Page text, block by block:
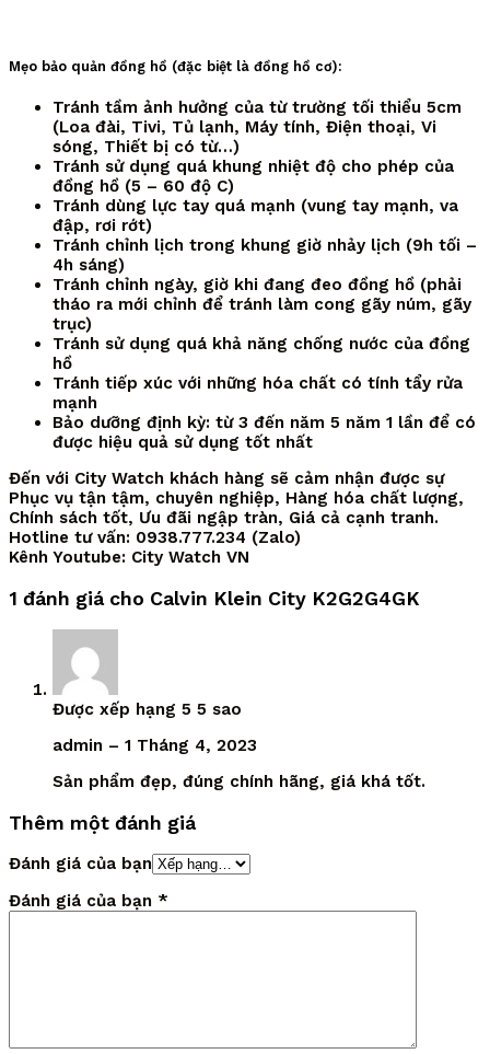
Mẹo bảo quản đồng hồ (đặc biệt là đồng hồ cơ):
Tránh tầm ảnh hưởng của từ trường tối thiểu 5cm
(Loa đài, Tivi, Tủ lạnh, Máy tính, Điện thoại, Vi
sóng, Thiết bị có từ…)
Tránh sử dụng quá khung nhiệt độ cho phép của
đồng hồ (5 – 60 độ C)
Tránh dùng lực tay quá mạnh (vung tay mạnh, va
đập, rơi rớt)
Tránh chỉnh lịch trong khung giờ nhảy lịch (9h tối –
4h sáng)
Tránh chỉnh ngày, giờ khi đang đeo đồng hồ (phải
tháo ra mới chỉnh để tránh làm cong gãy núm, gãy
trục)
Tránh sử dụng quá khả năng chống nước của đồng
hồ
Tránh tiếp xúc với những hóa chất có tính tẩy rửa
mạnh
Bảo dưỡng định kỳ: từ 3 đến năm 5 năm 1 lần để có
được hiệu quả sử dụng tốt nhất
Đến với City Watch khách hàng sẽ cảm nhận được sự
Phục vụ tận tậm, chuyên nghiệp, Hàng hóa chất lượng,
Chính sách tốt, Ưu đãi ngập tràn, Giá cả cạnh tranh.
Hotline tư vấn: 0938.777.234 (Zalo)
Kênh Youtube: City Watch VN
1 đánh giá cho Calvin Klein City K2G2G4GK
Được xếp hạng 5 5 sao
admin – 1 Tháng 4, 2023
Sản phẩm đẹp, đúng chính hãng, giá khá tốt.
Thêm một đánh giá
Đánh giá của bạn
Đánh giá của bạn *